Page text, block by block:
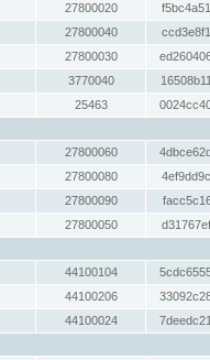
27800020
27800040
27800030
3770040
25463
27800060
27800080
27800090
27800050
44100104
44100206
44100024